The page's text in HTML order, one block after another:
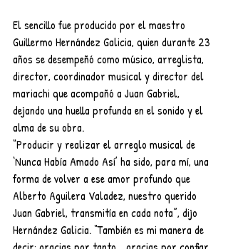
El sencillo fue producido por el maestro
Guillermo Hernández Galicia, quien durante 23
años se desempeñó como músico, arreglista,
director, coordinador musical y director del
mariachi que acompañó a Juan Gabriel,
dejando una huella profunda en el sonido y el
alma de su obra.
“Producir y realizar el arreglo musical de
‘Nunca Había Amado Así’ ha sido, para mí, una
forma de volver a ese amor profundo que
Alberto Aguilera Valadez, nuestro querido
Juan Gabriel, transmitía en cada nota”, dijo
Hernández Galicia. “También es mi manera de